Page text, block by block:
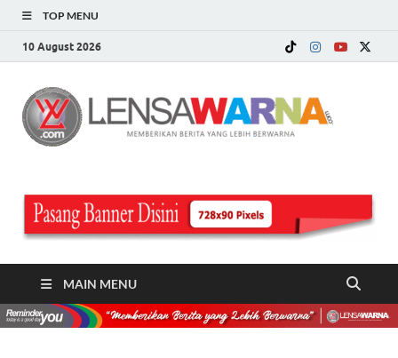
TOP MENU
10 August 2026
MAIN MENU